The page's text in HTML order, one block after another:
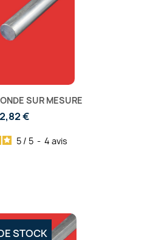
SUR MESURE
2,82 €
5 / 5 - 4 avis
STOCK